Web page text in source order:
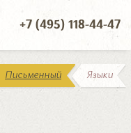
+7 (495) 118-44-47
Письменный Языки